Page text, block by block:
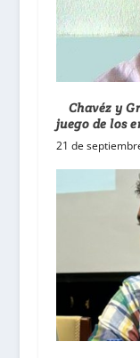
Chavéz y
juego de los
21 de